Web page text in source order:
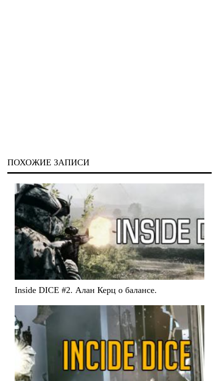
ПОХОЖИЕ ЗАПИСИ
Inside DICE #2. Алан Керц о балансе.